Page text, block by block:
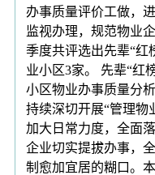
办事质量评价工做，
监视办理，规范物业
季度共评选出先辈“红
业小区3家。 先辈“红
小区物业办事质量分
持续深切开展“管理物
加大日常力度，全面
企业切实提拔办事，
制愈加宜居的糊口。